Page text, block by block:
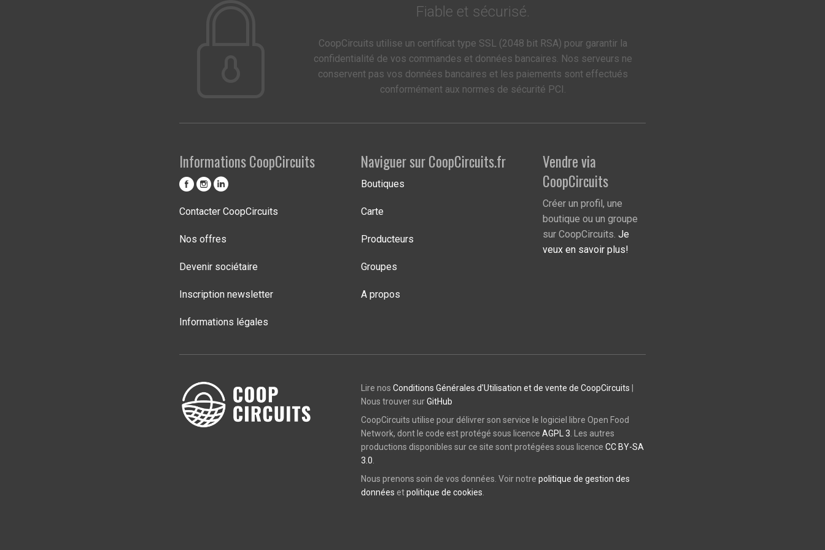
Fiable et sécurisé.
CoopCircuits utilise un certificat type SSL (2048 bit RSA) pour garantir la
confidentialité de vos commandes et données bancaires. Nos serveurs ne
conservent pas vos données bancaires et les paiements sont effectués
conformément aux normes de sécurité PCI.
Informations CoopCircuits
Contacter CoopCircuits
Nos offres
Devenir sociétaire
Inscription newsletter
Informations légales
Naviguer sur CoopCircuits.fr
Boutiques
Carte
Producteurs
Groupes
A propos
Vendre via
CoopCircuits
Créer un profil, une
boutique ou un groupe
sur CoopCircuits.Je
veux en savoir plus!
Lire nosConditions Générales d'Utilisation et de vente de CoopCircuits
Nous trouver surGitHub
CoopCircuits utilise pour délivrer son service le logiciel libre Open Food
Network, dont le code est protégé sous licenceAGPL 3 . Les autres
productions disponibles sur ce site sont protégées sous licenceCC BY-SA
3.0
Nous prenons soin de vos données. Voir notrepolitique de gestion des
données etpolitique de cookies